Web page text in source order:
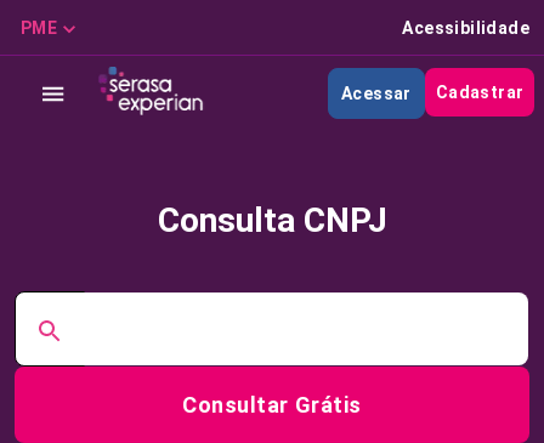
PME Acessibilidade
Acessar Cadastrar
Consulta CNPJ
Consultar Grátis